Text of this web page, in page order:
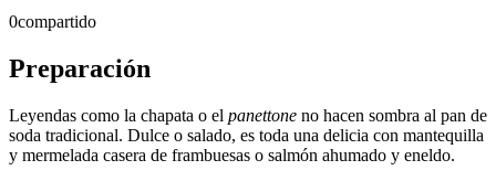
0compartido
Preparación
Leyendas como la chapata o el panettone no hacen sombra al pan de
soda tradicional. Dulce o salado, es toda una delicia con mantequilla
y mermelada casera de frambuesas o salmón ahumado y eneldo.